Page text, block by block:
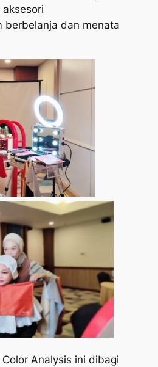
berbelanja dan menata
Analysis ini dibagi